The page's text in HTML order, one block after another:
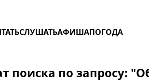
СЛУШАТЬАФИШАПОГОДА
поиска по запросу: